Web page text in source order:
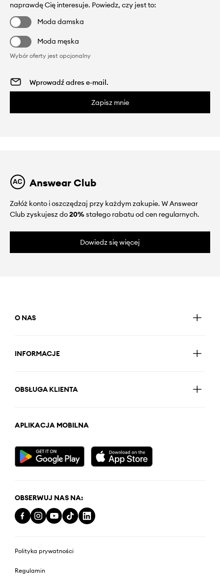
naprawdę Cię interesuje. Powiedz, czy jest to:
Moda damska
Moda męska
Wybór oferty jest opcjonalny
Zapisz mnie
Answear Club
Załóż konto i oszczędzaj przy każdym zakupie. W Answear
Club zyskujesz do20%stałego rabatu od cen regularnych.
Dowiedz się więcej
O NAS
INFORMACJE
OBSŁUGA KLIENTA
APLIKACJA MOBILNA
OBSERWUJ NAS NA:
Polityka prywatności
Regulamin